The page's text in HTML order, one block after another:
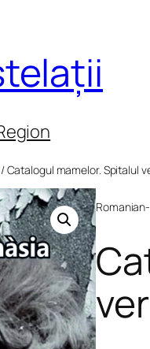
/ Catalogul mamelor. Spitalul